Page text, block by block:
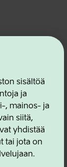
sisältöä
ja
, mainos- ja
siitä,
yhdistää
tai jota on